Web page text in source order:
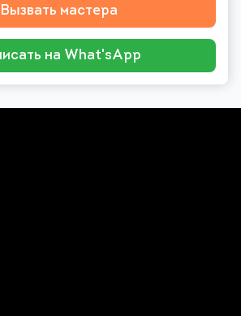
Вызвать мастера
на What'sApp